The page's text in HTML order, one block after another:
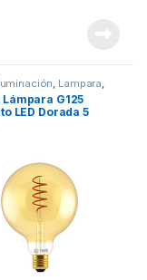
Lampara
Uncategorized
Lámpara G125
LED Dorada 5